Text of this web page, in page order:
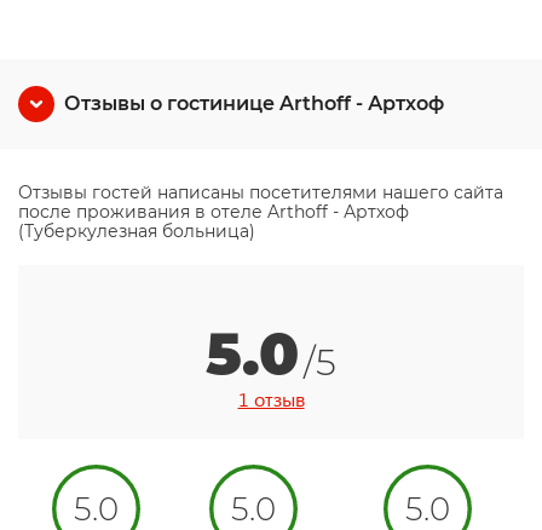
Отзывы о гостинице Arthoff - Артхоф
Отзывы гостей написаны посетителями нашего сайта
после проживания в отеле Arthoff - Артхоф
(Туберкулезная больница)
5.0/5
1 отзыв
5.0 5.0 5.0